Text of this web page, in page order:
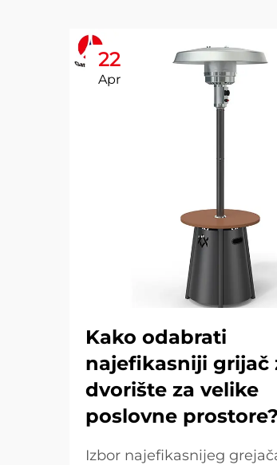
22
Apr
Kako odabrati
najefikasniji grijač
dvorište za velike
poslovne prostore?
Izbor najefikasnijeg